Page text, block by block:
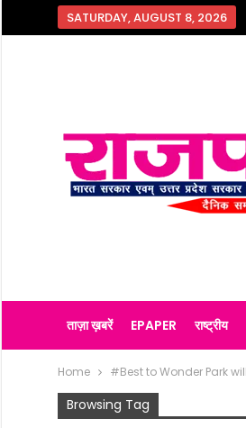
SATURDAY, AUGUST 8, 2026
ताज़ा ख़बरें EPAPER राष्ट्रीय
Home #Best to Wonder Park
Browsing Tag